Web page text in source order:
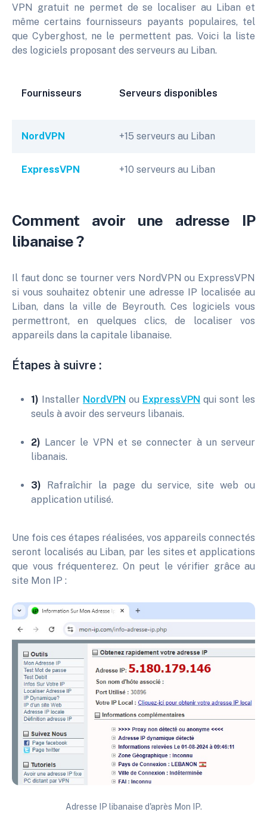
VPN gratuit ne permet de se localiser au Liban et
même certains fournisseurs payants populaires, tel
que Cyberghost, ne le permettent pas. Voici la liste
des logiciels proposant des serveurs au Liban.
Fournisseurs Serveurs disponibles
NordVPN +15 serveurs au Liban
ExpressVPN +10 serveurs au Liban
Comment avoir une adresse IP
libanaise ?
Il faut donc se tourner vers NordVPN ou ExpressVPN
si vous souhaitez obtenir une adresse IP localisée au
Liban, dans la ville de Beyrouth. Ces logiciels vous
permettront, en quelques clics, de localiser vos
appareils dans la capitale libanaise.
Étapes à suivre :
1) Installer NordVPN ou ExpressVPN qui sont les
seuls à avoir des serveurs libanais.
2) Lancer le VPN et se connecter à un serveur
libanais.
3) Rafraîchir la page du service, site web ou
application utilisé.
Une fois ces étapes réalisées, vos appareils connectés
seront localisés au Liban, par les sites et applications
que vous fréquenterez. On peut le vérifier grâce au
site Mon IP :
Adresse IP libanaise d'après Mon IP.